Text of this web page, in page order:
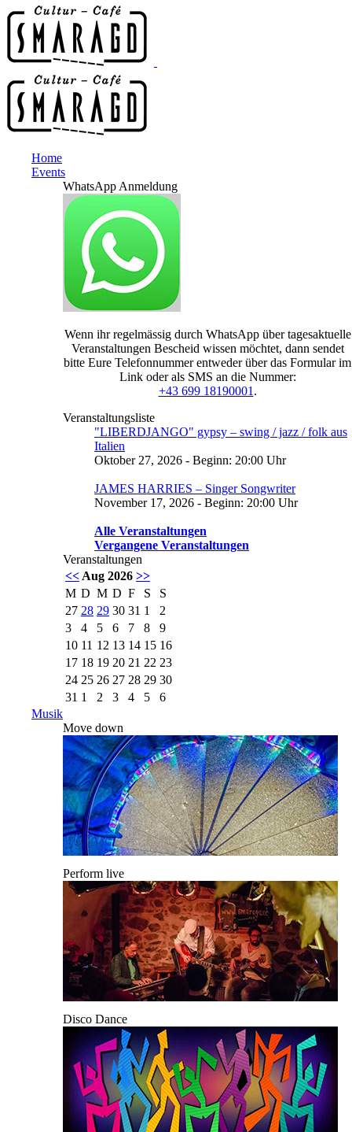
Home
Events
WhatsApp Anmeldung
Wenn ihr regelmässig durch WhatsApp über tagesaktuelle
Veranstaltungen Bescheid wissen möchtet, dann sendet
bitte Eure Telefonnummer entweder über das Formular im
Link oder als SMS an die Nummer:
+43 699 18190001 .
Veranstaltungsliste
"LIBERDJANGO" gypsy – swing / jazz / folk aus
Italien
Oktober 27, 2026 - Beginn: 20:00 Uhr
JAMES HARRIES – Singer Songwriter
November 17, 2026 - Beginn: 20:00 Uhr
Alle Veranstaltungen
Vergangene Veranstaltungen
Veranstaltungen
<< Aug 2026 >>
M D M D F S
S
27 28 29 30 31 1
2
3
4 5 6 7 8
9
10 11 12 13 14 15 16
17 18 19 20 21 22 23
24 25 26 27 28 29 30
31 1 2 3 4 5
6
Musik
Move down
Perform live
Disco Dance